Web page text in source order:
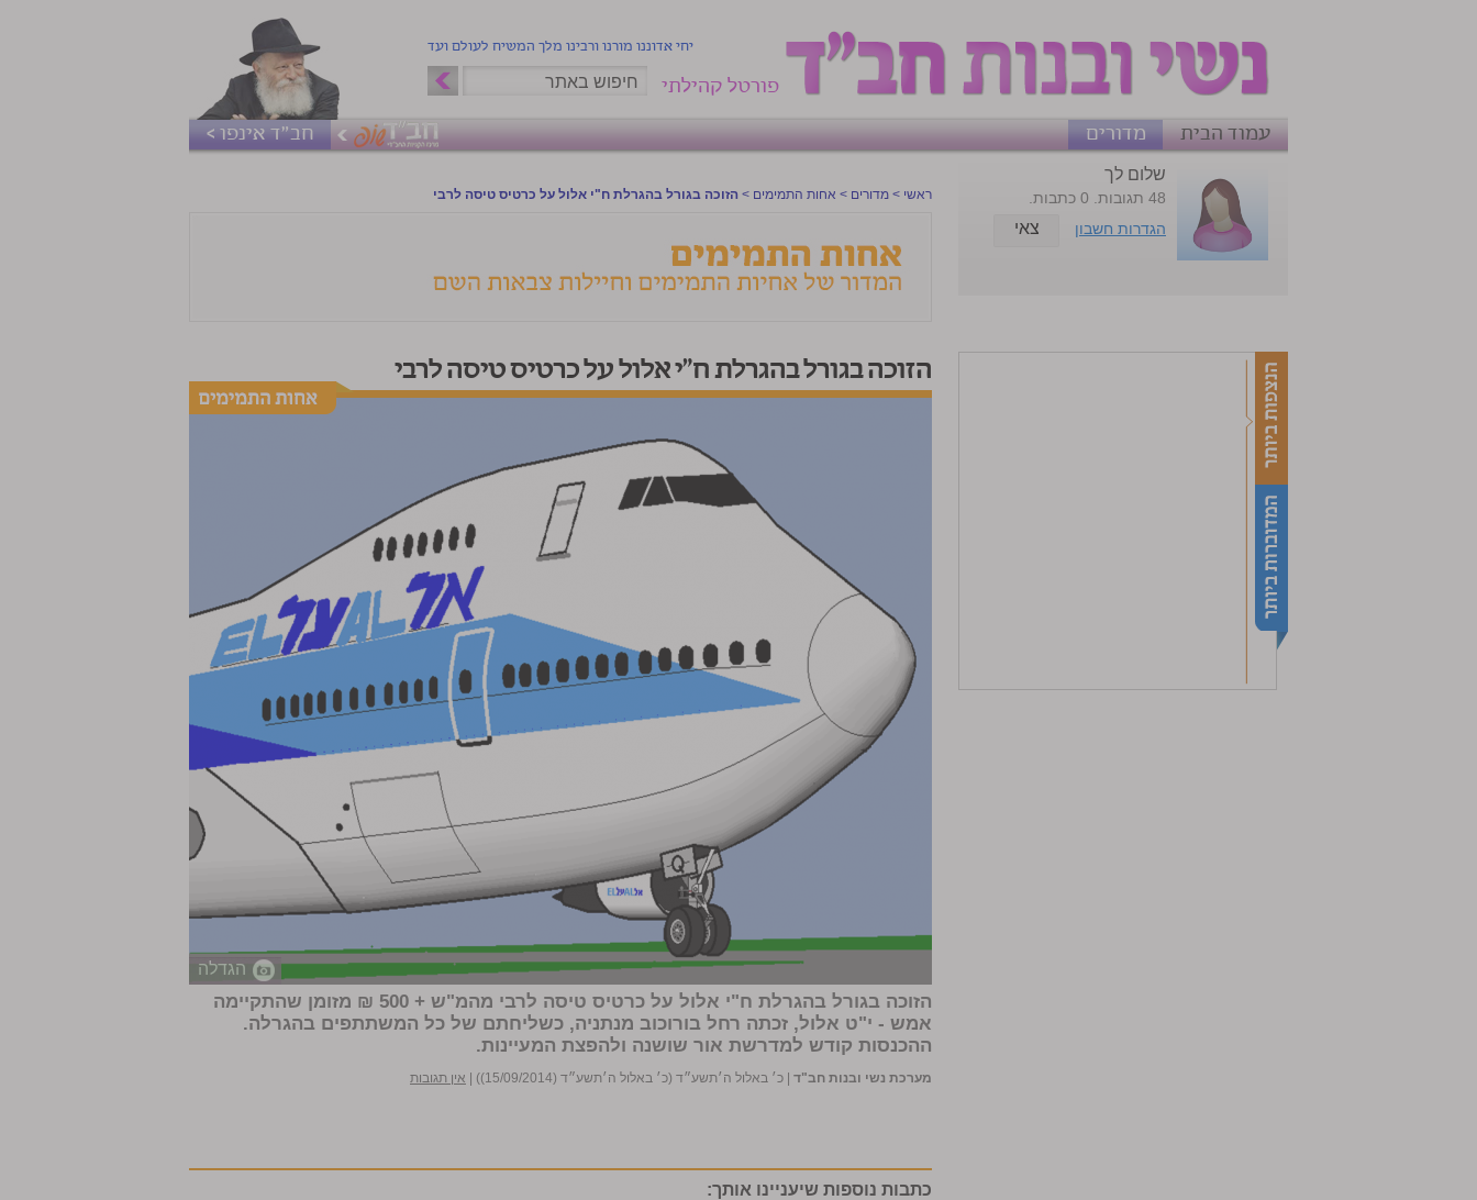
יחי אדוננו מורנו ורבינו מלך המשיח לעולם ועד
פורטל קהילתי
עמוד הבית
מדורים חב"ד אינפו >
ראשי > מדורים > אחות התמימים > הזוכה בגורל בהגרלת ח"י אלול על כרטיס טיסה לרבי
הזוכה בגורל בהגרלת ח"י אלול על כרטיס טיסה לרבי
הגדלה
הזוכה בגורל בהגרלת ח"י אלול על כרטיס טיסה לרבי מהמ"ש + 500 ₪ מזומן שהתקיימה
אמש - י"ט אלול, זכתה רחל בורוכוב מנתניה, כשליחתם של כל המשתתפים בהגרלה.
ההכנסות קודש למדרשת אור שושנה ולהפצת המעיינות.
מערכת נשי ובנות חב"ד כ׳ באלול ה׳תשע״ד (כ׳ באלול ה׳תשע״ד (15/09/2014)) אין תגובות
כתבות נוספות שיעניינו אותך:
שלום לך
48 תגובות. 0 כתבות.
הגדרות חשבון
צאי